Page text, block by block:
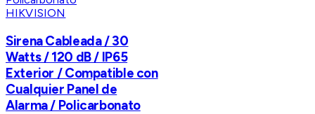
HIKVISION
Sirena Cableada / 30
Watts / 120 dB / IP65
Exterior / Compatible con
Cualquier Panel de
Alarma / Policarbonato